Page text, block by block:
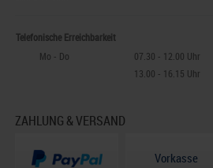
Telefonische Erreichbarkeit
Mo - Do
07.30 - 12.00 Uhr
13.00 - 16.15 Uhr
ZAHLUNG & VERSAND
Vorkasse